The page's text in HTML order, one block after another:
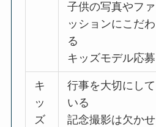
子供の写真やファ
ッションにこだわ
る
キッズモデル応募
キ
ッ
ズ
行事を大切にして
いる
記念撮影は欠かせ